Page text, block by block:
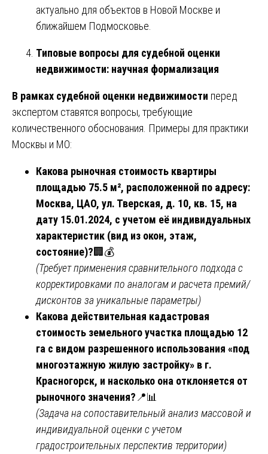
актуально для объектов в Новой Москве и
ближайшем Подмосковье.
Типовые вопросы для судебной оценки
недвижимости: научная формализация
В рамках судебной оценки недвижимости перед
экспертом ставятся вопросы, требующие
количественного обоснования. Примеры для практики
Москвы и МО:
Какова рыночная стоимость квартиры
площадью 75.5 м², расположенной по адресу:
Москва, ЦАО, ул. Тверская, д. 10, кв. 15, на
дату 15.01.2024, с учетом её индивидуальных
характеристик (вид из окон, этаж,
состояние)?🏢💰
(Требует применения сравнительного подхода с
корректировками по аналогам и расчета премий/
дисконтов за уникальные параметры)
Какова действительная кадастровая
стоимость земельного участка площадью 12
га с видом разрешенного использования «под
многоэтажную жилую застройку» в г.
Красногорск, и насколько она отклоняется от
рыночного значения? 📍📊
(Задача на сопоставительный анализ массовой и
индивидуальной оценки с учетом
градостроительных перспектив территории)